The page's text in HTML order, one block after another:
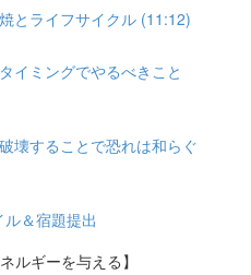
とライフサイクル (11:12)
イミングでやるべきこと
壊することで恐れは和らぐ
＆宿題提出
ギーを与える】